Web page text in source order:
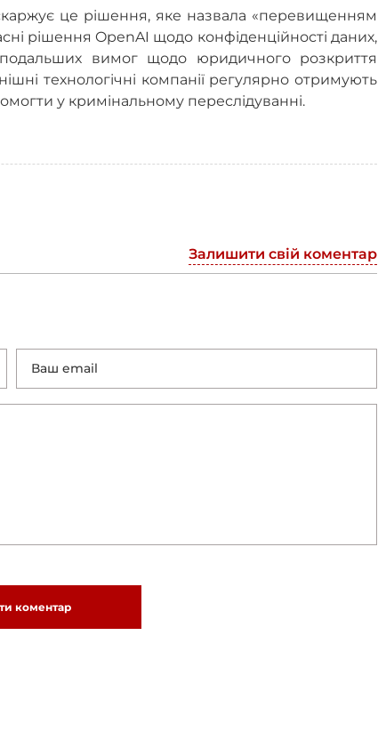
це рішення, яке назвала «перевищенням
рішення OpenAI щодо конфіденційності даних,
вимог щодо юридичного розкриття
технологічні компанії регулярно отримують
у кримінальному переслідуванні.
Залишити свій коментар
коментар